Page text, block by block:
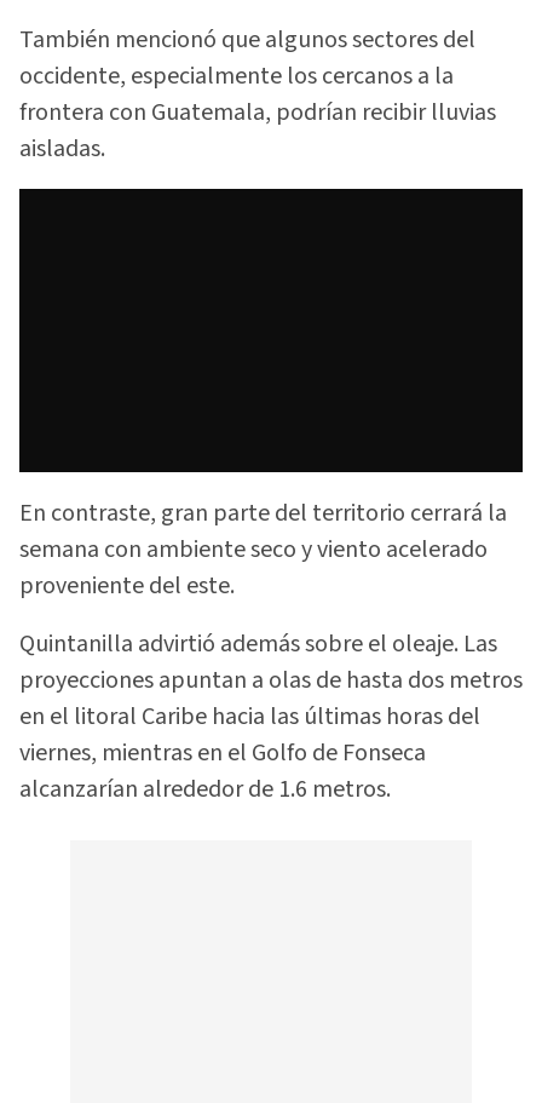
También mencionó que algunos sectores del
occidente, especialmente los cercanos a la
frontera con Guatemala, podrían recibir lluvias
aisladas.
En contraste, gran parte del territorio cerrará la
semana con ambiente seco y viento acelerado
proveniente del este.
Quintanilla advirtió además sobre el oleaje. Las
proyecciones apuntan a olas de hasta dos metros
en el litoral Caribe hacia las últimas horas del
viernes, mientras en el Golfo de Fonseca
alcanzarían alrededor de 1.6 metros.